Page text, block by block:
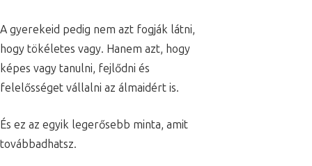
A gyerekeid pedig nem azt fogják látni,
hogy tökéletes vagy. Hanem azt, hogy
képes vagy tanulni, fejlődni és
felelősséget vállalni az álmaidért is.
És ez az egyik legerősebb minta, amit
továbbadhatsz.